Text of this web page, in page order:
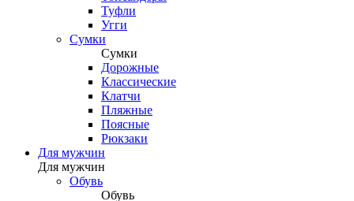
Туфли
Угги
Сумки
Сумки
Дорожные
Классические
Клатчи
Пляжные
Поясные
Рюкзаки
Для мужчин
Для мужчин
Обувь
Обувь